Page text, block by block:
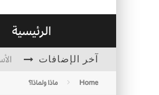
الرئيسية
آخر الإضافات
Home ماذا ولماذا؟